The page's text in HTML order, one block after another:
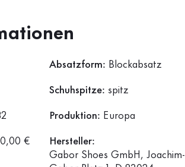
Absatzform: Blockabsatz
Schuhspitze: spitz
Produktion: Europa
€
Hersteller:
Gabor Shoes GmbH, Joachim-